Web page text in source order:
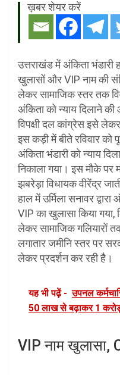
ख़बर शेयर करें
उत्तराखंड में अंकिता
खुलासों और VIP नाम की
लेकर सामाजिक स्तर तक
अंकिता को न्याय दिलाने
विपक्षी दल कांग्रेस इसे
इस कड़ी में बीते रविवार को
अंकिता भंडारी को न्याय
निकाला गया। इस मौके पर
झबरेड़ा विधायक वीरेंद्र
हाल में उर्मिला सनावर
VIP का खुलासा किया
लेकर सामाजिक गलियारों
लगातार जमीनि स्तर पर
लेकर प्रदर्शन कर रही है।
यह भी पढ़ें - उपनल
50 लाख से बढ़ाकर 1
VIP नाम खुलासा,